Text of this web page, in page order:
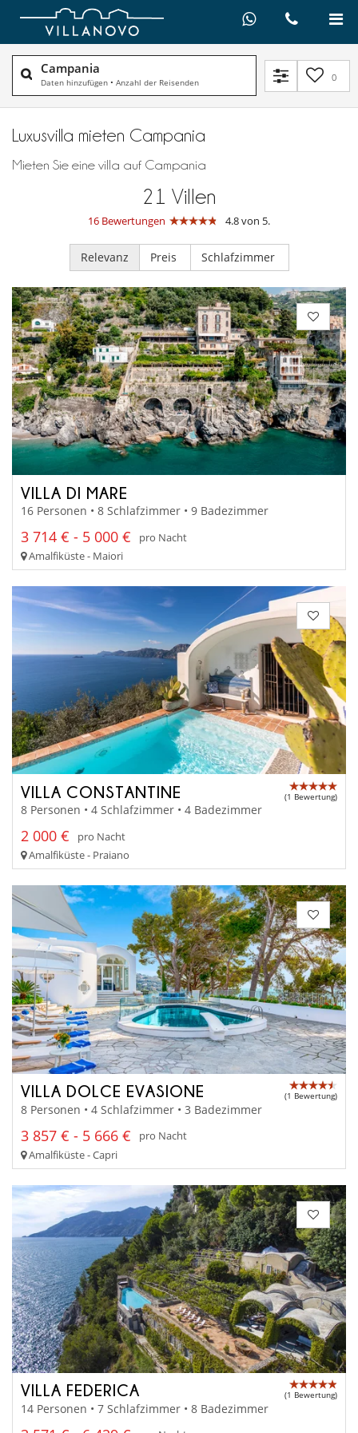
Campania
Daten hinzufügen • Anzahl der Reisenden 0
Luxusvilla mieten Campania
Mieten Sie eine villa auf Campania
21 Villen
16 Bewertungen 4.8 von 5.
Relevanz Preis Schlafzimmer
VILLA DI MARE
16 Personen • 8 Schlafzimmer • 9 Badezimmer
3 714 € - 5 000 €
pro Nacht
Amalfiküste - Maiori
VILLA CONSTANTINE (1 Bewertung)
8 Personen • 4 Schlafzimmer • 4 Badezimmer
2 000 €
pro Nacht
Amalfiküste - Praiano
VILLA DOLCE EVASIONE (1 Bewertung)
8 Personen • 4 Schlafzimmer • 3 Badezimmer
3 857 € - 5 666 €
pro Nacht
Amalfiküste - Capri
VILLA FEDERICA (1 Bewertung)
14 Personen • 7 Schlafzimmer • 8 Badezimmer